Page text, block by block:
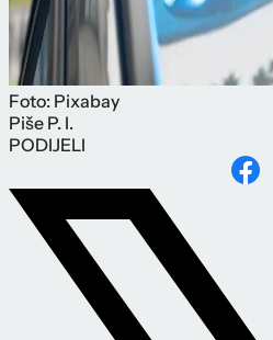
Foto: Pixabay
Piše P. I.
PODIJELI